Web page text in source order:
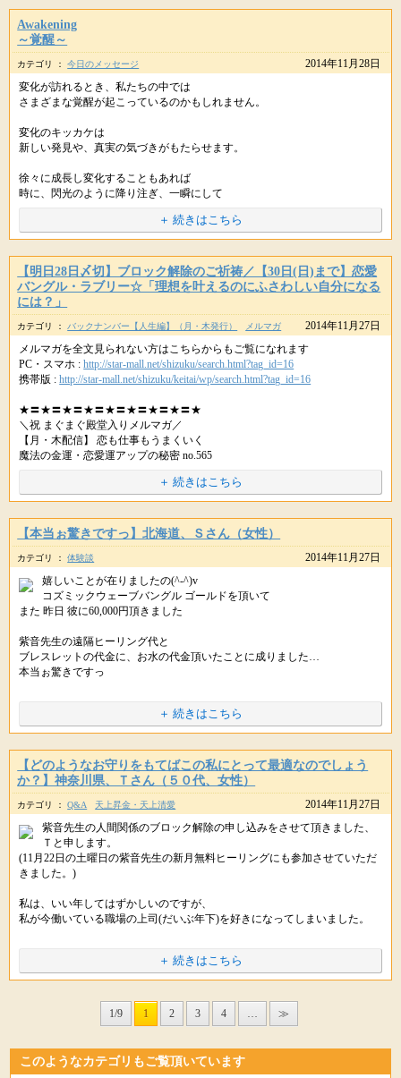
無意識なので、自分の意識でコントロールがむつかしい
ハッキリ言えば、コントロールできない部分になります。
では、どうしようもないの？？
ご安心ください。d(ﾟ∀ﾟ*)
紫音先生が、その潜在意識にある
を解除するご祈祷メニューをご用意くださいました。
願っているのに、なかなか叶わない・・・
という方は、ぜひ紫音先生の
ブロック解放のご祈祷を受け、幸せを手にしてくださいね。
先生には、お一人お一人の願いにあわせて
ご祈祷いただくため、お申し込み人数に限りがあります。
▼ブロック解除のご祈祷（11月28日(金)夜23時〆切）
PC・スマホ :http://star-mall.net/shizuku/item/gokito/
携帯版 :
http://star-mall.net/shizuku/keitai/gokito/
※メルマガ読者さま限定３０名
URLをコピペしてシェアもできます。
やっぱり私は願いが叶わない体質なのかも・・(｡´・_・｀｡)ｼｮﾎﾞーﾝ
と悩んだり、それでも願いを諦めきれないといった方のために
紫音先生がご用意くださったのが、ブロック解除のご祈祷です。
最近、ブロックを解除することで願いが叶いやすくなる
ということに気づいた人が、徐々に増えてきているようで
お一人お一人の願望に丁寧に向き合い、ご祈祷くださいますので
本当に叶えたい願いがある方にこそ受けていただきたい
そういったこともあり、３０名様までの限定となっております。
新月の無料遠隔ヒーリングや、満月の満願成就ご祈祷など
願いが叶うよう、宇宙からのサポートを受けているにも関わらず
・わたしだけ願いが叶っていない気がする
・あと１歩のところで願いが成就しない
・なんだかいつも運に見放されている気がする
といったことがあれば
もしかすると、潜在意識（無意識）のなかで
願いを叶えたくない、叶うことが怖い、と感じているのかもしれません。
人は変化を怖れると言われています。
願いを叶えるために起こる変化でも、目の前に差し出されると
人は無意識のうちに、それを怖れたり、拒否してしまうのだとか。(||ﾟдﾟ)ｺﾞ
逆に、そういった怖れや拒否がない状態であれば
無意識なので、自分の意識でコントロールがむつかしい
では、どうしようもないの？？
ということですが
ご安心ください。d(ﾟ∀ﾟ*)
紫音先生が、その潜在意識にある
願いを叶えることを怖れる感情（ブロック）
という方は、ぜひ紫音先生の
以前お悩みだったことが
イキナリ大きく進展されたのですね。
お気持ちが伝わったのだと思います。
色々なタイミングが一度に来た、と感じておられるように
ちょうど変化のタイミングだったのでしょう。
心配されていた時間は、解決に向かうまでの
タメの時間だったのかもしれません。
一気に解決に向かったのは何よりです。
> まだ不安ですが、一段落着いたような感じがします。
はい、解決してホッとしている今の感覚を
大切にしていただければと思います。
大丈夫、という感覚が身に付くと
他にも様々なことが、よい方向へと変換していきます。
ぜひこれからも
ご自身を信頼し、安心してお過ごしいただければと思います。
またいつでもお気軽にご連絡くださいね。(*´▽｀*)ﾉ
▼【本日28日23時〆切】ブロック解除のご祈祷
http://star-mall.net/shizuku/item/gokito/
携帯版 :http://star-mall.net/shizuku/keitai/gokito/
※掲載している内容は、星のしずくに寄せられた個人の体験談で 効果には
個人差があり、すべての方が実感するものではありません。
※ヒーリングはお薬ではありませんので医師から処方された薬や治療の代
わりに使うことは避けてください。医師の指示を尊重・最優先してくだ
さいね。
URLをコピペしてシェアもできます。
す。
何かこの内容に効果ある様な物は無いでしょうか？
忙しい中すいません。
教えてください。
星のしずくより
++++
こんにちは。
星のしずくです。(*＾-＾*)
天上清愛パワーストーンをお持ちくださり、感謝しております。
想いあったまま離れた方がおられるのですね。
今はまだ、ストーンを手にしていただいたばかりですし
しばらくすると、コスモエナジーカードもお手元に届くと思いますので
それらを一緒にお持ちになりながら
少し様子をご覧になるとよいかもしれません。
焦らずに、少しずつ
できることから行動してみてくださいね。
ストーンも、コスモエナジーカードも
共にサポートしてくれますので、安心して
まずは、思うままに行動していただければと思います。
▼天上清愛パワーストーン
PC･スマホ :http://star-mall.net/shizuku/item/tenjoseiai/
携帯版 :http://star-mall.net/shizuku/keitai/tenjoseiai/
▼コスモエナジーカード
携帯版 :http://star-mall.net/shizuku/keitai/cosmo/
URLをコピペしてシェアもできます。
Awakening
～覚醒～
カテゴリ ：今日のメッセージ
2014年11月28日
変化が訪れるとき、私たちの中では
さまざまな覚醒が起こっているのかもしれません。
変化のキッカケは
新しい発見や、真実の気づきがもたらせます。
徐々に成長し変化することもあれば
時に、閃光のように降り注ぎ、一瞬にして
いずれにしても、この先
あなたの内側で、大きな変化、覚醒が起こることを
カードは伝えてきています。
そしてまた、変化や覚醒には
喜びを歓喜があると同時に、戸惑いもつきものです。
例えば
新しい世界へのと進み出るとき
また反対に、今まで当たり前だったものが
すべて色あせたり、古ぼけて見えたりすることもあります。
今のあなたが、十分に備え持っているからにすぎず
またいずれ、今の輝きに満ちた場も
あなたにとって、馴染みあるものとなるでしょう。
あなたに変化がもたらされ、覚醒していくには
今までの世界も、新しい世界も、どちらも必要です。
去る世界に感謝を送り
来たる世界に希望を掲げましょう。
天からの祝福とともにもたらされてきます。
今日も素敵な１日をお過ごしください。
URLをコピペしてシェアもできます。
＋ 続きはこちら
【明日28日〆切】ブロック解除のご祈祷／【30日(日)まで】恋愛
バングル・ラブリー☆「理想を叶えるのにふさわしい自分になる
には？」
カテゴリ ： バックナンバー【人生編】（月・木発行） メルマガ
2014年11月27日
メルマガを全文見られない方はこちらからもご覧になれます
PC・スマホ :http://star-mall.net/shizuku/search.html?tag_id=16
携帯版 :http://star-mall.net/shizuku/keitai/wp/search.html?tag_id=16
★〓★〓★〓★〓★〓★〓★〓★〓★
＼祝 まぐまぐ殿堂入りメルマガ／
【月・木配信】 恋も仕事もうまくいく
魔法の金運・恋愛運アップの秘密 no.565
みなさん、お元気ですか？
星のしずくです(*´▽｀*)ﾉ
日本では古来より言霊というように
言葉には、チカラがあるといわれていますが
今回は、口に出してしまうと
幸せを遠ざけてしまう口癖をご紹介♪
（編集後記につづく）
■【明日28日(金)23時〆切】ブロック解除のご祈祷
▼ブロック解除のご祈祷
PC・スマホ :http://star-mall.net/shizuku/item/gokito/
携帯版 :http://star-mall.net/shizuku/keitai/gokito/
※メルマガ読者さま限定３０名
11月22日（土）は新月でした。
無料遠隔ヒーリングにご参加いただいた方は
あなたの願いを成就する秘訣ですので
＋ 続きはこちら
【本当ぉ驚きですっ】北海道、Ｓさん（女性）
カテゴリ ：体験談
2014年11月27日
嬉しいことが在りましたの(^-^)v
コズミックウェーブバングル ゴールドを頂いて
また 昨日 彼に60,000円頂きました
紫音先生の遠隔ヒーリング代と
ブレスレットの代金に、お水の代金頂いたことに成りました…
本当ぉ驚きですっ
++++
星のしずくより
++++
こんにちは。
星のしずくです。(｡・∀・｡)
ご連絡ありがとうございます。
金運を引き寄せられているとは、すばらしいですね。ヾ(*ﾟ∀ﾟ*)ﾉ
これこそまさに守られているからと感じます。
そして、ご自身を信頼しておられるからこそ
必要なものが引き寄せられてくるでしょう。
ぜひこれからも
たくさんのことを引き寄せていってくださいね。
＋ 続きはこちら
【どのようなお守りをもてばこの私にとって最適なのでしょう
か？】神奈川県、Ｔさん（５０代、女性）
カテゴリ ：Q&A 天上昇金・天上清愛
2014年11月27日
紫音先生の人間関係のブロック解除の申し込みをさせて頂きました、
Ｔと申します。
(11月22日の土曜日の紫音先生の新月無料ヒーリングにも参加させていただ
きました。)
私は、いい年してはずかしいのですが、
私が今働いている職場の上司(だいぶ年下)を好きになってしまいました。
そして、もうひとつ悩みがあって、職場の年下の後輩(女性)に苦手な人がい
嫌いではないのですが、ものすごく苦手です。
この悩みを解決するのに紫音先生の人間関係のブロック解除の
どのようなお守りをもてばこの私にとって最適なのでしょうか?
Kaoru先生の天上清愛パワーストーンにものすごく興味があります。
＋ 続きはこちら
1/9 1 2 3 4 … ≫
このようなカテゴリもご覧頂いています